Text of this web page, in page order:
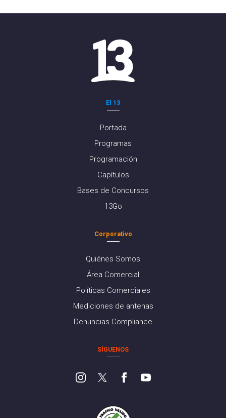
El 13
Portada
Programas
Programación
Capítulos
Bases de Concursos
13Go
Corporativo
Quiénes Somos
Área Comercial
Políticas Comerciales
Mediciones de antenas
Denuncias Compliance
SÍGUENOS